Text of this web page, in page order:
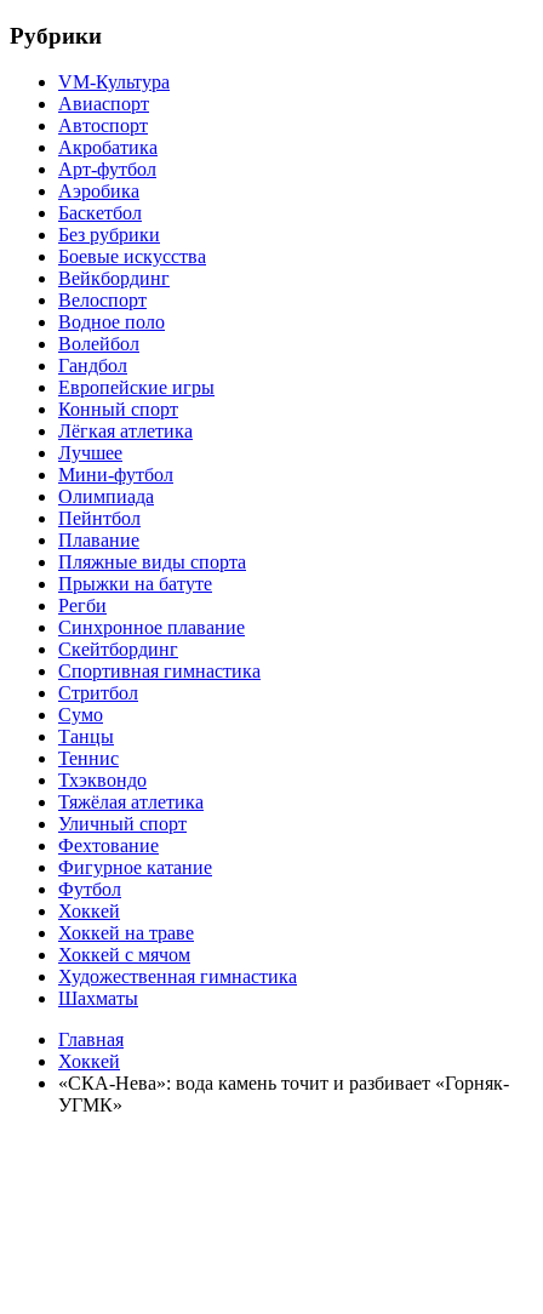
Рубрики
VM-Культура
Авиаспорт
Автоспорт
Акробатика
Арт-футбол
Аэробика
Баскетбол
Без рубрики
Боевые искусства
Вейкбординг
Велоспорт
Водное поло
Волейбол
Гандбол
Европейские игры
Конный спорт
Лёгкая атлетика
Лучшее
Мини-футбол
Олимпиада
Пейнтбол
Плавание
Пляжные виды спорта
Прыжки на батуте
Регби
Синхронное плавание
Скейтбординг
Спортивная гимнастика
Стритбол
Сумо
Танцы
Теннис
Тхэквондо
Тяжёлая атлетика
Уличный спорт
Фехтование
Фигурное катание
Футбол
Хоккей
Хоккей на траве
Хоккей с мячом
Художественная гимнастика
Шахматы
Главная
Хоккей
«СКА-Нева»: вода камень точит и разбивает «Горняк-
УГМК»